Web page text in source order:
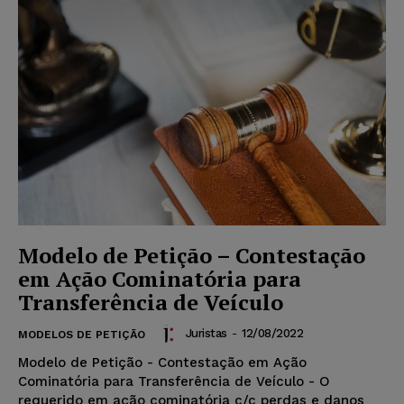
Modelo de Petição – Contestação
em Ação Cominatória para
Transferência de Veículo
MODELOS DE PETIÇÃO Juristas - 12/08/2022
Modelo de Petição - Contestação em Ação
Cominatória para Transferência de Veículo - O
requerido em ação cominatória c/c perdas e danos